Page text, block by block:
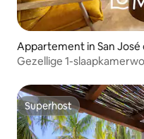
Appartement in San José
Gezellige 1-
Superhost
Superhost